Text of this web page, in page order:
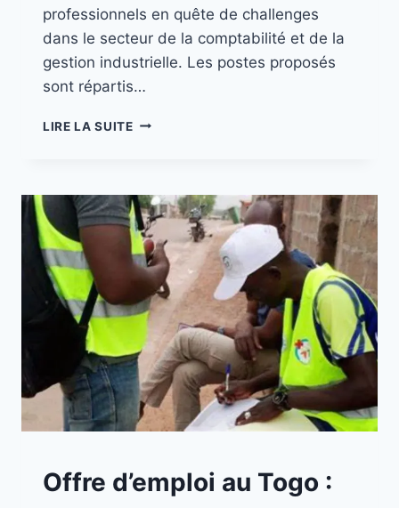
professionnels en quête de challenges
dans le secteur de la comptabilité et de la
gestion industrielle. Les postes proposés
sont répartis…
LIRE LA SUITE
A
LA
Offre d’emploi au Togo :